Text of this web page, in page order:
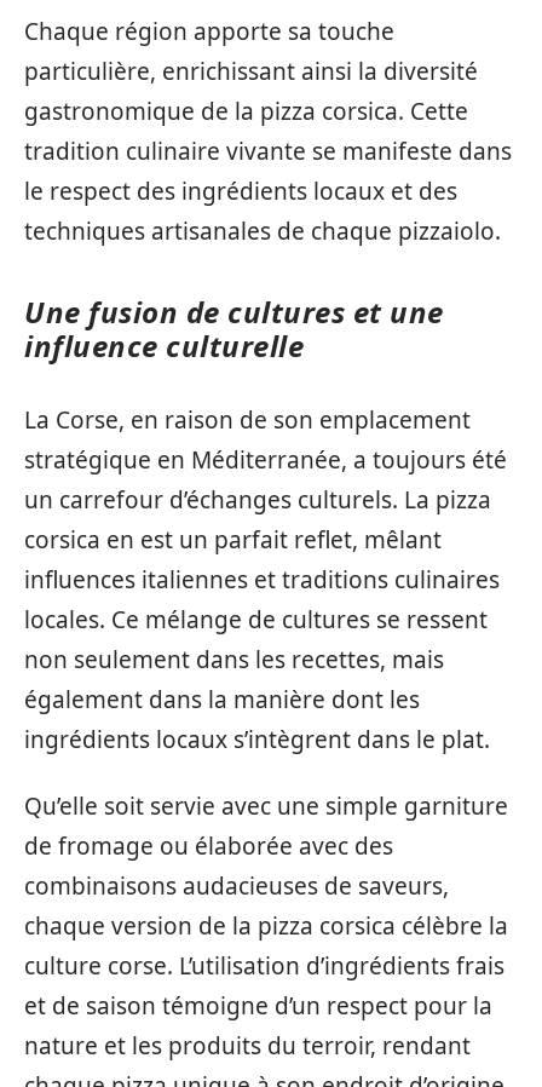
Chaque région apporte sa touche
particulière, enrichissant ainsi la diversité
gastronomique de la pizza corsica. Cette
tradition culinaire vivante se manifeste dans
le respect des ingrédients locaux et des
techniques artisanales de chaque pizzaiolo.
Une fusion de cultures et une
influence culturelle
La Corse, en raison de son emplacement
stratégique en Méditerranée, a toujours été
un carrefour d’échanges culturels. La pizza
corsica en est un parfait reflet, mêlant
influences italiennes et traditions culinaires
locales. Ce mélange de cultures se ressent
non seulement dans les recettes, mais
également dans la manière dont les
ingrédients locaux s’intègrent dans le plat.
Qu’elle soit servie avec une simple garniture
de fromage ou élaborée avec des
combinaisons audacieuses de saveurs,
chaque version de la pizza corsica célèbre la
culture corse. L’utilisation d’ingrédients frais
et de saison témoigne d’un respect pour la
nature et les produits du terroir, rendant